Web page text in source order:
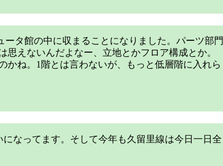
タ館の中に収まることになりました。パーツ部門
えないんだよなー、立地とかフロア構成とか。
かね。1階とは言わないが、もっと低層階に入れら
なってます。そして今年も久留里線は今日一日全